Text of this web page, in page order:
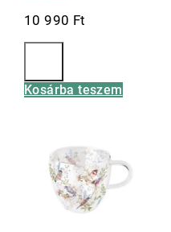
10 990 Ft
Kosárba teszem